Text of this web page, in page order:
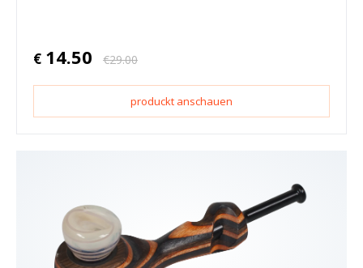
€ 14.50 €29.00
produckt anschauen